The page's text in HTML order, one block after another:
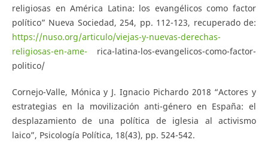
religiosas en América Latina: los evangélicos como factor
político” Nueva Sociedad, 254, pp. 112-123, recuperado de:
https://nuso.org/articulo/viejas-y-nuevas-derechas-
religiosas-en-ame- rica-latina-los-evangelicos-como-factor-
politico/
Cornejo-Valle, Mónica y J. Ignacio Pichardo 2018 “Actores y
estrategias en la movilización anti-género en España: el
desplazamiento de una política de iglesia al activismo
laico”, Psicología Política, 18(43), pp. 524-542.